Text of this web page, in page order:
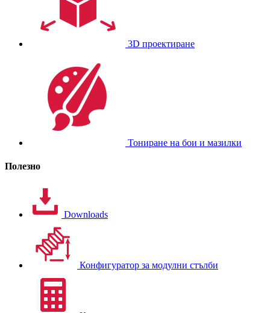
3D проектиране
Тониране на бои и мазилки
Полезно
Downloads
Конфигуратор за модулни стълби